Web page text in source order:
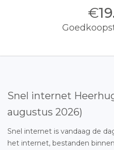
€
Snel internet
augustus 2026)
Snel internet is vandaag de
het internet, bestanden